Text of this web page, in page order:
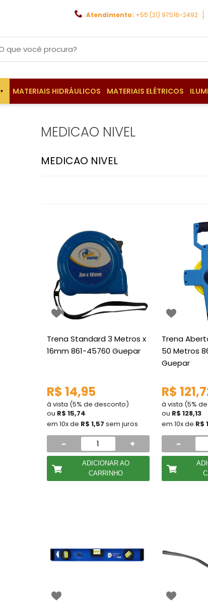
Atendimento: +55 (21) 97516-2492
MATERIAIS HIDRÁULICOS MATERIAIS ELÉTRICOS
MEDICAO NIVEL
MEDICAO NIVEL
Trena Standard 3 Metros x
16mm 861-45760 Guepar
R$ 14,95
à vista (5% de desconto)
ou R$ 15,74
em 10x de R$ 1,57 sem juros
- +
ADICIONAR AO
CARRINHO
Trena
50 Metros
Guepar
R$
à vista (5%
ou R$ 128,13
em 10x de R$
-